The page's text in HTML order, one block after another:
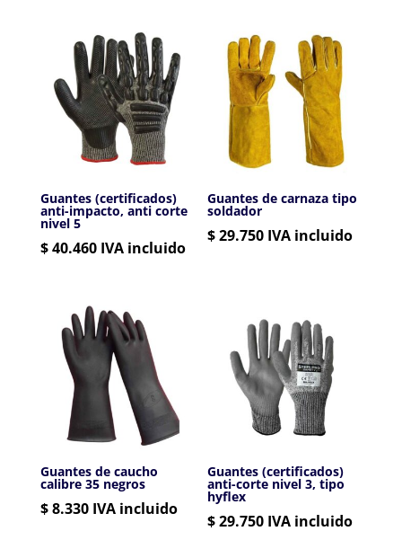
Guantes (certificados)
anti-impacto, anti corte
nivel 5
$40.460 IVA incluido
Guantes de carnaza tipo
soldador
$29.750 IVA incluido
Guantes de caucho
calibre 35 negros
$8.330 IVA incluido
Guantes (certificados)
anti-corte nivel 3, tipo
hyflex
$29.750 IVA incluido